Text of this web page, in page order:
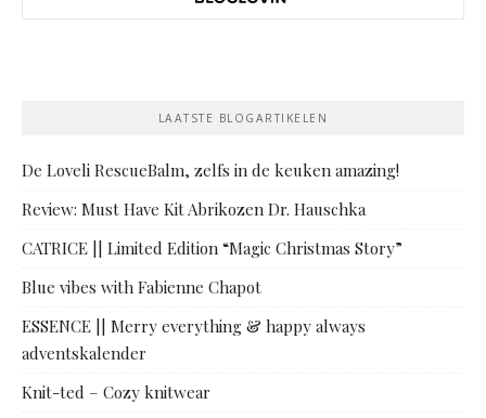
LAATSTE BLOGARTIKELEN
De Loveli RescueBalm, zelfs in de keuken amazing!
Review: Must Have Kit Abrikozen Dr. Hauschka
CATRICE || Limited Edition “Magic Christmas Story”
Blue vibes with Fabienne Chapot
ESSENCE || Merry everything & happy always
adventskalender
Knit-ted – Cozy knitwear